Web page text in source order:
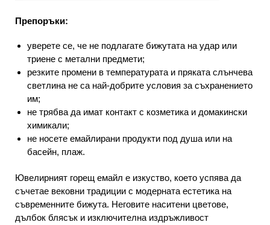
Препоръки:
уверете се, че не подлагате бижутата на удар или
триене с метални предмети;
резките промени в температурата и пряката слънчева
светлина не са най-добрите условия за съхранението
им;
не трябва да имат контакт с козметика и домакински
химикали;
не носете емайлирани продукти под душа или на
басейн, плаж.
Ювелирният горещ емайл е изкуство, което успява да
съчетае вековни традиции с модерната естетика на
съвременните бижута. Неговите наситени цветове,
дълбок блясък и изключителна издръжливост